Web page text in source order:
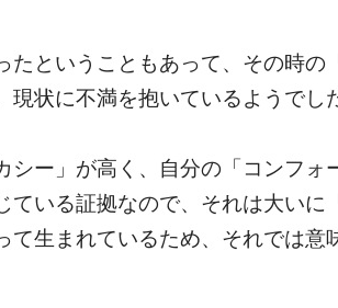
ということもあって、その時の
状に不満を抱いているようでし
ー」が高く、自分の「コンフォ
いる証拠なので、それは大いに
生まれているため、それでは意